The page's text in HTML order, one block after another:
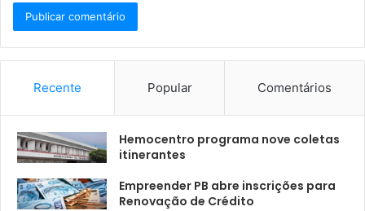
Recente Popular Comentários
Hemocentro programa nove coletas
itinerantes
Empreender PB abre inscrições para
Renovação de Crédito